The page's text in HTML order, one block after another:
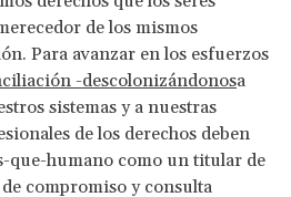
de los mismos
Para avanzar en los esfuerzos
-descolonizándonosa
sistemas y a nuestras
de los derechos deben
que-humano como un titular de
compromiso y consulta